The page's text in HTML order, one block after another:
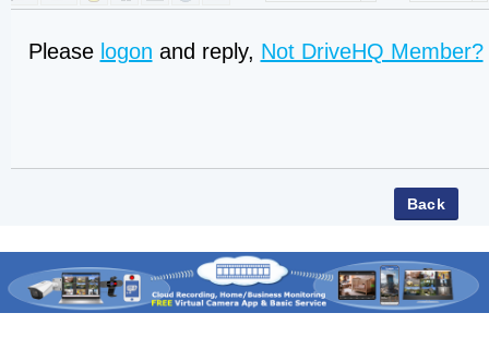
Please logon and reply, Not DriveHQ Member?